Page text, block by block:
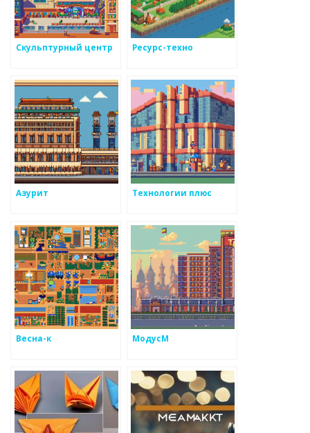
Скульптурный центр Ресурс-техно
Азурит Технологии плюс
Весна-к МодусМ